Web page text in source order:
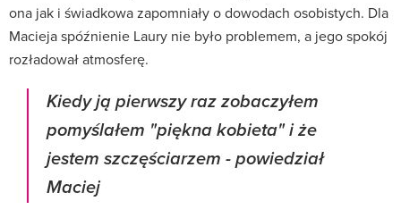
ona jak i świadkowa zapomniały o dowodach osobistych. Dla
Macieja spóźnienie Laury nie było problemem, a jego spokój
rozładował atmosferę.
Kiedy ją pierwszy raz zobaczyłem
pomyślałem "piękna kobieta" i że
jestem szczęściarzem - powiedział
Maciej